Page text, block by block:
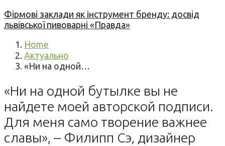
Фірмові заклади як інструмент бренду: досвід
львівської пивоварні «Правда»
Home
Актуально
«Ни на одной…
«Ни на одной бутылке вы не
найдете моей авторской подписи.
Для меня само творение важнее
славы», – Филипп Сэ, дизайнер